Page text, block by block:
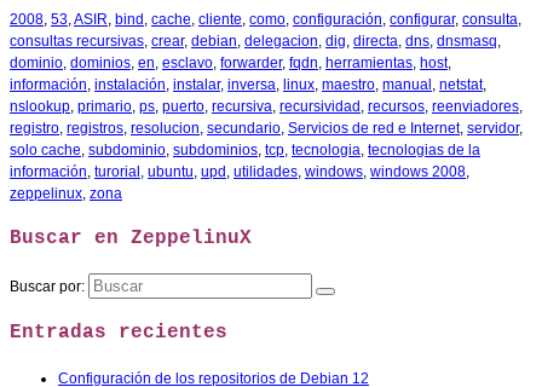
2008, 53,ASIR, bind , cache, cliente, como, configuración, configurar, consulta,
consultas recursivas, crear, debian, delegacion, dig, directa, dns, dnsmasq,
dominio, dominios, en, esclavo, forwarder, fqdn, herramientas, host,
información, instalación, instalar, inversa, linux, maestro, manual , netstat,
nslookup, primario, ps, puerto, recursiva, recursividad , recursos, reenviadores,
registro, registros, resolucion, secundario, Servicios de red e Internet, servidor,
solo cache, subdominio, subdominios, tcp, tecnologia, tecnologias de la
información, turorial , ubuntu, upd , utilidades, windows, windows 2008,
zeppelinux, zona
Buscar en ZeppelinuX
Buscar por:
Entradas recientes
Configuración de los repositorios de Debian 12